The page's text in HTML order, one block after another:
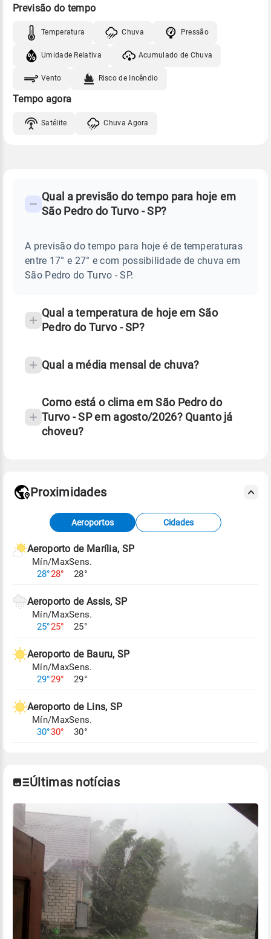
Previsão do tempo
Temperatura Chuva Pressão
Umidade Relativa Acumulado de Chuva
Vento Risco de Incêndio
Tempo agora
Satélite Chuva Agora
TEMPO
PEDRO
TURVO
Perguntas
sobre
chuva
Qual a previsão do tempo para hoje em
São Pedro do Turvo - SP?
A previsão do tempo para hoje é de temperaturas
entre 17° e 27° e com possibilidade de chuva em
São Pedro do Turvo - SP.
Qual a temperatura de hoje em São
Pedro do Turvo - SP?
Qual a média mensal de chuva?
Fonte: 30 anos de dados de reanálise ERA5.
Como está o clima em São Pedro do
Turvo - SP em agosto/2026? Quanto já
choveu?
Fonte: dados combinados de estações
meteorológicas e satélite do Centro de Previsão
de Tempo e Estudos Climáticos (CPTEC).
Para obter mais informações sobre os dados
Proximidades
Aeroportos Cidades
Aeroporto de Marília, SP
Mín/Max
28°28°
Sens.
28°
Aeroporto de Assis, SP
Mín/Max
25°25°
Sens.
25°
Aeroporto de Bauru, SP
Mín/Max
29°29°
Sens.
29°
Aeroporto de Lins, SP
Mín/Max
30°30°
Sens.
30°
Últimas notícias